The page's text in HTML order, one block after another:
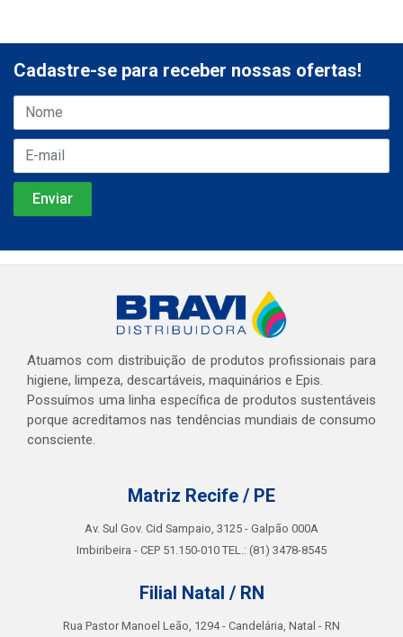
Cadastre-se para receber nossas ofertas!
Atuamos com distribuição de produtos profissionais para
higiene, limpeza, descartáveis, maquinários e Epis.
Possuímos uma linha específica de produtos sustentáveis
porque acreditamos nas tendências mundiais de consumo
consciente.
Matriz Recife / PE
Av. Sul Gov. Cid Sampaio, 3125 - Galpão 000A
Imbiribeira - CEP 51.150-010 TEL.: (81) 3478-8545
Filial Natal / RN
Rua Pastor Manoel Leão, 1294 - Candelária, Natal - RN